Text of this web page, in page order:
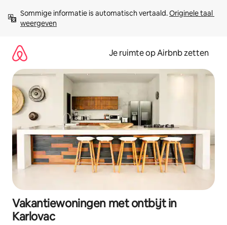
direct
naar
Sommige informatie is automatisch vertaald. Originele taal
weergeven
Je ruimte op Airbnb zetten
Vakantiewoningen met ontbijt in
Karlovac